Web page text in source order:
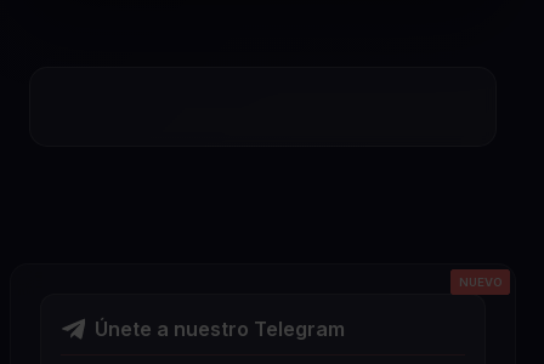
Únete a nuestro Telegram
NUEVO
NUEVO
NUEVO
NUEVO
NUEVO